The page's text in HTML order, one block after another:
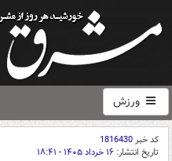
ورزش
کد خبر1816430
تاریخ انتشار: ۱۶ خرداد ۱۴۰۵ - ۱۸:۴۱